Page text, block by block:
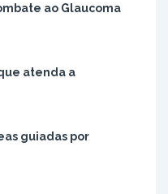
ao Glaucoma
atenda a
guiadas por